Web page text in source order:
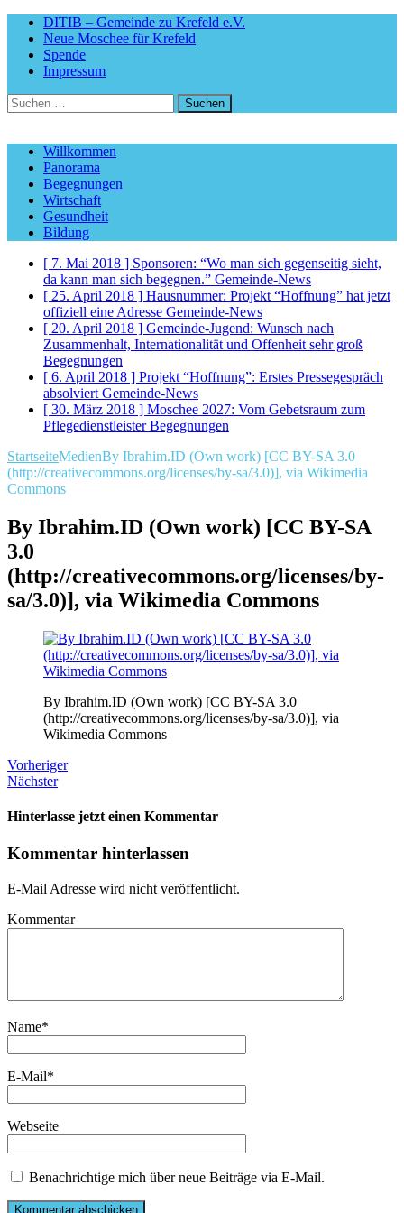
DITIB – Gemeinde zu Krefeld e.V.
Neue Moschee für Krefeld
Spende
Impressum
Suchen
nach:
Willkommen
Panorama
Begegnungen
Wirtschaft
Gesundheit
Bildung
[ 7. Mai 2018 ] Sponsoren: “Wo man sich gegenseitig sieht,
da kann man sich begegnen.” Gemeinde-News
[ 25. April 2018 ] Hausnummer: Projekt “Hoffnung” hat jetzt
offiziell eine Adresse Gemeinde-News
[ 20. April 2018 ] Gemeinde-Jugend: Wunsch nach
Zusammenhalt, Internationalität und Offenheit sehr groß
Begegnungen
[ 6. April 2018 ] Projekt “Hoffnung”: Erstes Pressegespräch
absolviert Gemeinde-News
[ 30. März 2018 ] Moschee 2027: Vom Gebetsraum zum
PflegedienstleisterBegegnungen
StartseiteMedienBy Ibrahim.ID (Own work) [CC BY-SA 3.0
(http://creativecommons.org/licenses/by-sa/3.0)], via Wikimedia
Commons
By Ibrahim.ID (Own work) [CC BY-SA
3.0
(http://creativecommons.org/licenses/by-
sa/3.0)], via Wikimedia Commons
By Ibrahim.ID (Own work) [CC BY-SA 3.0
(http://creativecommons.org/licenses/by-sa/3.0)], via
Wikimedia Commons
Vorheriger
Nächster
Hinterlasse jetzt einen Kommentar
Kommentar hinterlassen
E-Mail Adresse wird nicht veröffentlicht.
Kommentar
Name*
E-Mail*
Webseite
Benachrichtige mich über neue Beiträge via E-Mail.